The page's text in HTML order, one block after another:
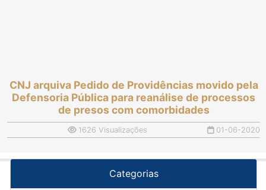
CNJ arquiva Pedido de Providências movido pela
Defensoria Pública para reanálise de processos
de presos com comorbidades
1626 Visualizações 01-06-2020
Categorias